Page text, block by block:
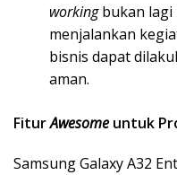
workingbukan lagi
menjalankan
bisnis dapat
aman.
FiturAwesome untuk
Samsung Galaxy A32